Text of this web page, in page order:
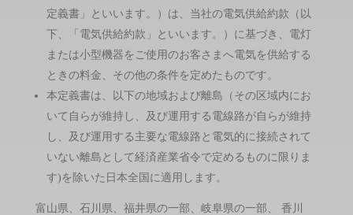
定義書」といいます。）は、当社の電気供給約款（以
下、「電気供給約款」といいます。）に基づき、電灯
または小型機器をご使用のお客さまへ電気を供給する
ときの料金、その他の条件を定めたものです。
本定義書は、以下の地域および離島（その区域内にお
いて自らが維持し、及び運用する電線路が自らが維持
し、及び運用する主要な電線路と電気的に接続されて
いない離島として経済産業省令で定めるものに限りま
す)を除いた日本全国に適用します。
富山県、石川県、福井県の一部、岐阜県の一部、 香川